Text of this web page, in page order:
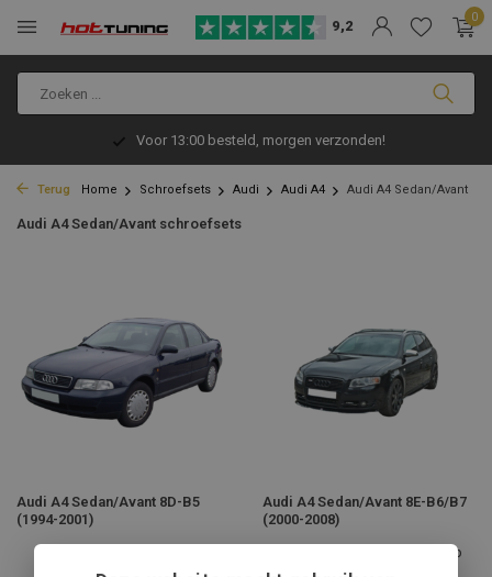
9,2
0
Voor 13:00 besteld, morgen verzonden!
Terug Home Schroefsets Audi Audi A4 Audi A4 Sedan/Avant
Audi A4 Sedan/Avant schroefsets
Audi A4 Sedan/Avant 8D-B5
(1994-2001)
Audi A4 Sedan/Avant 8E-B6/B7
(2000-2008)
Deze schroefset is passend op